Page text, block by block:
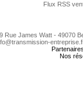
Flux RSS
Rue James Watt - 49070
Nos